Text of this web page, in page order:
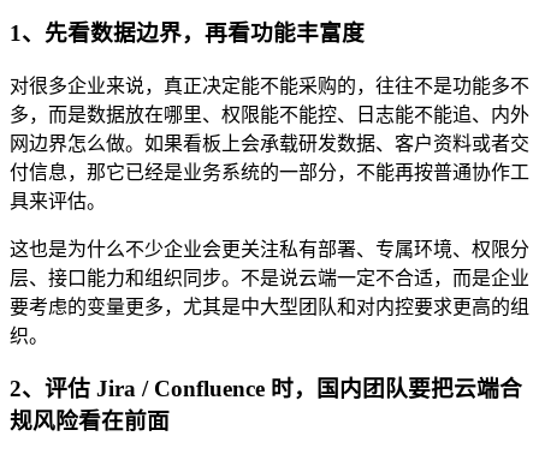
1、先看数据边界，再看功能丰富度
对很多企业来说，真正决定能不能采购的，往往不是功能多不
多，而是数据放在哪里、权限能不能控、日志能不能追、内外
网边界怎么做。如果看板上会承载研发数据、客户资料或者交
付信息，那它已经是业务系统的一部分，不能再按普通协作工
具来评估。
这也是为什么不少企业会更关注私有部署、专属环境、权限分
层、接口能力和组织同步。不是说云端一定不合适，而是企业
要考虑的变量更多，尤其是中大型团队和对内控要求更高的组
织。
2、评估 Jira / Confluence 时，国内团队要把云端合
规风险看在前面